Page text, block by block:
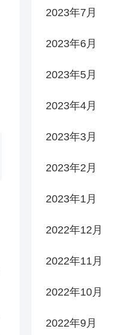
2023年7月
2023年6月
2023年5月
2023年4月
2023年3月
2023年2月
2023年1月
2022年12月
2022年11月
2022年10月
2022年9月